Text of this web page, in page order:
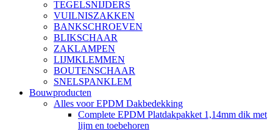
TEGELSNIJDERS
VUILNISZAKKEN
BANKSCHROEVEN
BLIKSCHAAR
ZAKLAMPEN
LIJMKLEMMEN
BOUTENSCHAAR
SNELSPANKLEM
Bouwproducten
Alles voor EPDM Dakbedekking
Complete EPDM Platdakpakket 1,14mm dik met
lijm en toebehoren